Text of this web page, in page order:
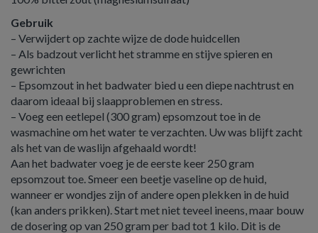
Gebruik
– Verwijdert op zachte wijze de dode huidcellen
– Als badzout verlicht het stramme en stijve spieren en
gewrichten
– Epsomzout in het badwater bied u een diepe nachtrust en
daarom ideaal bij slaapproblemen en stress.
– Voeg een eetlepel (300 gram) epsomzout toe in de
wasmachine om het water te verzachten. Uw was blijft zacht
als het van de waslijn afgehaald wordt!
Aan het badwater voeg je de eerste keer 250 gram
epsomzout toe. Smeer een beetje vaseline op de huid,
wanneer er wondjes zijn of andere open plekken in de huid
(kan anders prikken). Start met niet teveel ineens, maar bouw
de dosering op van 250 gram per bad tot 1 kilo. Dit is de